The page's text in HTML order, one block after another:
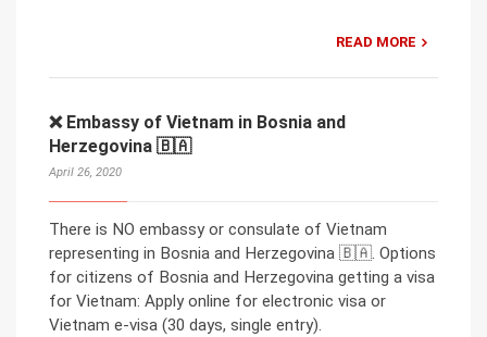
READ MORE
❌ Embassy of Vietnam in Bosnia and
Herzegovina 🇧🇦
April 26, 2020
There is NO embassy or consulate of Vietnam
representing in Bosnia and Herzegovina 🇧🇦. Options
for citizens of Bosnia and Herzegovina getting a visa
for Vietnam: Apply online for electronic visa or
Vietnam e-visa (30 days, single entry).